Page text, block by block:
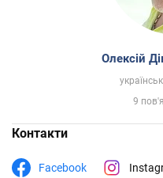
Олексій
9
Контакти
Facebook